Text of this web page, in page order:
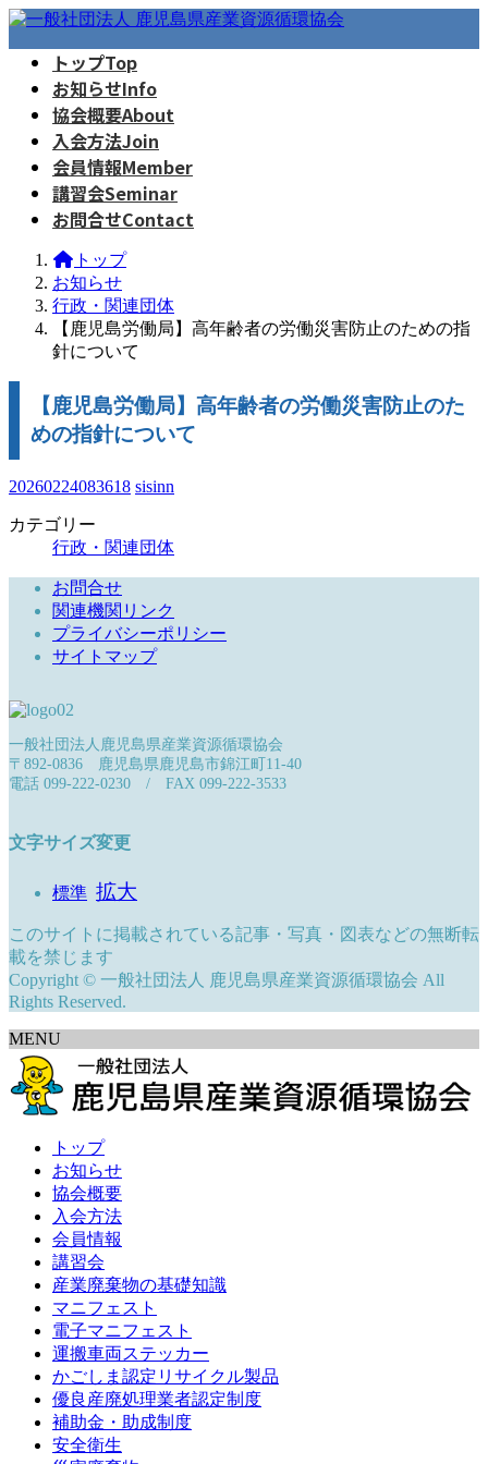
コ
ナ
トップTop
お知らせInfo
協会概要About
入会方法Join
会員情報Member
講習会Seminar
お問合せContact
トップ
お知らせ
行政・関連団体
【鹿児島労働局】高年齢者の労働災害防止のための指
針について
【鹿児島労働局】高年齢者の労働災害防止のた
めの指針について
20260224083618 sisinn
カテゴリー
行政・関連団体
お問合せ
関連機関リンク
プライバシーポリシー
サイトマップ
一般社団法人鹿児島県産業資源循環協会
〒892-0836 鹿児島県鹿児島市錦江町11-40
電話 099-222-0230 / FAX 099-222-3533
文字サイズ変更
標準 拡大
このサイトに掲載されている記事・写真・図表などの無断転
載を禁じます
Copyright © 一般社団法人 鹿児島県産業資源循環協会 All
Rights Reserved.
MENU
トップ
お知らせ
協会概要
入会方法
会員情報
講習会
産業廃棄物の基礎知識
マニフェスト
電子マニフェスト
運搬車両ステッカー
かごしま認定リサイクル製品
優良産廃処理業者認定制度
補助金・助成制度
安全衛生